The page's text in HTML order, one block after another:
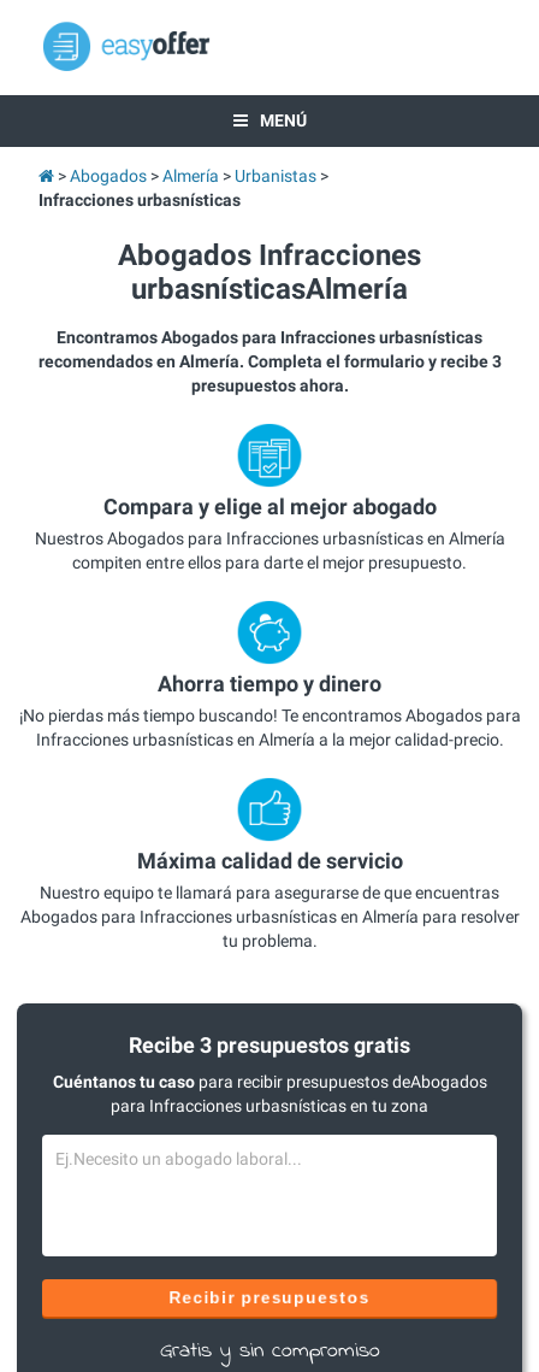
MENÚ
Abogados Almería
Urbanistas
Infracciones urbasnísticas
Abogados Infracciones
urbasnísticasAlmería
Encontramos Abogados para Infracciones urbasnísticas
recomendados en Almería. Completa el formulario y recibe 3
presupuestos ahora.
Compara y elige al mejor abogado
Nuestros Abogados para Infracciones urbasnísticas en Almería
compiten entre ellos para darte el mejor presupuesto.
Ahorra tiempo y dinero
¡No pierdas más tiempo buscando! Te encontramos Abogados para
Infracciones urbasnísticas en Almería a la mejor calidad-precio.
Máxima calidad de servicio
Nuestro equipo te llamará para asegurarse de que encuentras
Abogados para Infracciones urbasnísticas en Almería para resolver
tu problema.
Recibe 3 presupuestos gratis
Cuéntanos tu casopara recibir presupuestos deAbogados
para Infracciones urbasnísticas en tu zona
Recibir presupuestos
Gratis y sin compromiso